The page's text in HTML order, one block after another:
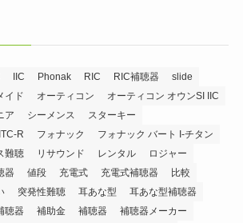
IIC Phonak RIC RIC補聴器
slide
イド オーティコン
オーティコン オウンSI IIC
ア シーメンス
スターキー
R
フォナック
フォナック バート I-チタン
難聴 リサウンド レンタル
ロジャー
器 値段 充電式 充電式補聴器
比較
突発性難聴 耳あな型
耳あな型補聴器
聴器 補助金 補聴器
補聴器メーカー